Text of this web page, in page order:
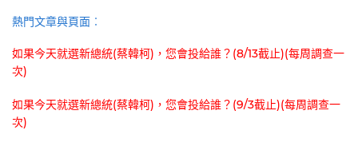
熱門文章與頁面︰
如果今天就選新總統(蔡韓柯)，您會投給誰？(8/13截止)(每周調查一
次)
如果今天就選新總統(蔡韓柯)，您會投給誰？(9/3截止)(每周調查一
次)